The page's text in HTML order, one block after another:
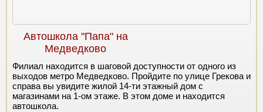
Автошкола "Папа" на
Медведково
Филиал находится в шаговой доступности от одного из
выходов метро Медведково. Пройдите по улице Грекова и
справа вы увидите жилой 14-ти этажный дом с
магазинами на 1-ом этаже. В этом доме и находится
автошкола.